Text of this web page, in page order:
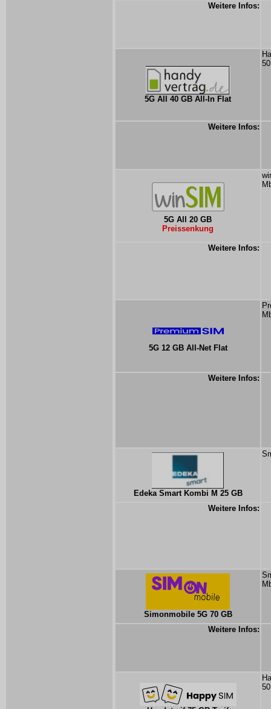
Weitere Infos:
5G All 40 GB All-In Flat
Weitere Infos:
5G All 20 GB
Preissenkung
Weitere Infos:
5G 12 GB All-Net Flat
Weitere Infos:
Edeka Smart Kombi M 25 GB
Weitere Infos:
Simonmobile 5G 70 GB
Weitere Infos: